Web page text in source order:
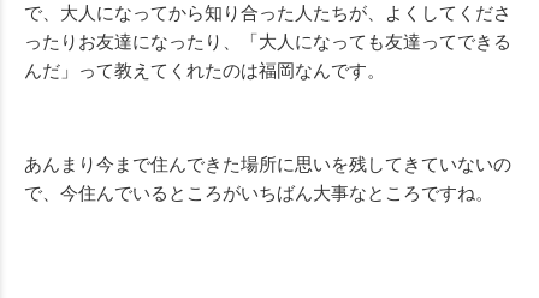
で、大人になってから知り合った人たちが、よくしてくださ
ったりお友達になったり、「大人になっても友達ってできる
んだ」って教えてくれたのは福岡なんです。
あんまり今まで住んできた場所に思いを残してきていないの
で、今住んでいるところがいちばん大事なところですね。